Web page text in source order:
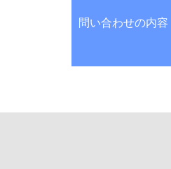
問い合わせの内容